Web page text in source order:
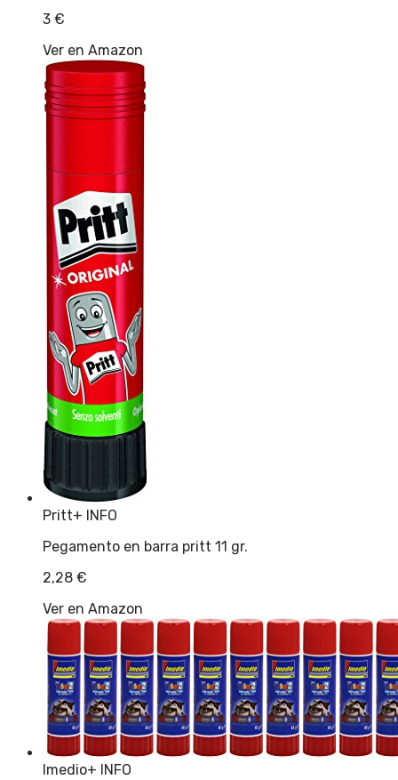
3 €
Ver en Amazon
Pritt+ INFO
Pegamento en barra pritt 11 gr.
2,28 €
Ver en Amazon
Imedio+ INFO